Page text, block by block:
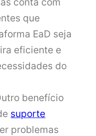
que
EaD seja
eficiente e
do
benefício
suporte
problemas